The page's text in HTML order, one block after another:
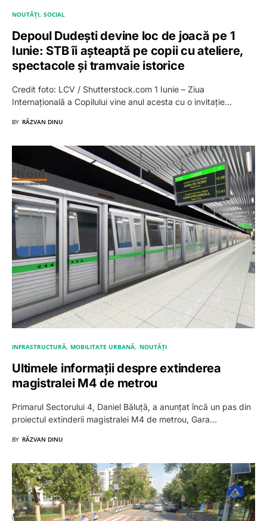
NOUTĂȚI SOCIAL
Depoul Dudești devine loc de joacă pe 1
Iunie: STB îi așteaptă pe copii cu ateliere,
spectacole și tramvaie istorice
Credit foto: LCV / Shutterstock.com 1 Iunie – Ziua
Internațională a Copilului vine anul acesta cu o invitație…
BY RĂZVAN DINU
INFRASTRUCTURĂ MOBILITATE URBANĂ NOUTĂȚI
Ultimele informații despre extinderea
magistralei M4 de metrou
Primarul Sectorului 4, Daniel Băluță, a anunțat încă un pas din
proiectul extinderii magistralei M4 de metrou, Gara…
BY RĂZVAN DINU